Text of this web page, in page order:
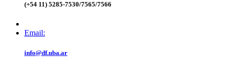
(+54 11) 5285-7530/7565/7566
Email:
info@df.uba.ar